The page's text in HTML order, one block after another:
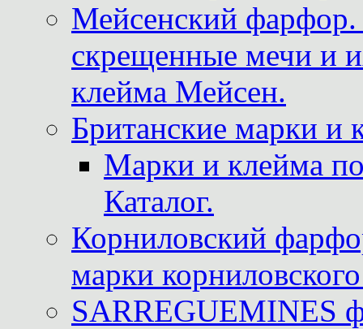
Мейсенский фарфор.
скрещенные мечи и
клейма Мейсен.
Британские марки и
Марки и клейма
Каталог.
Корниловский
марки
SARREGUEMINES